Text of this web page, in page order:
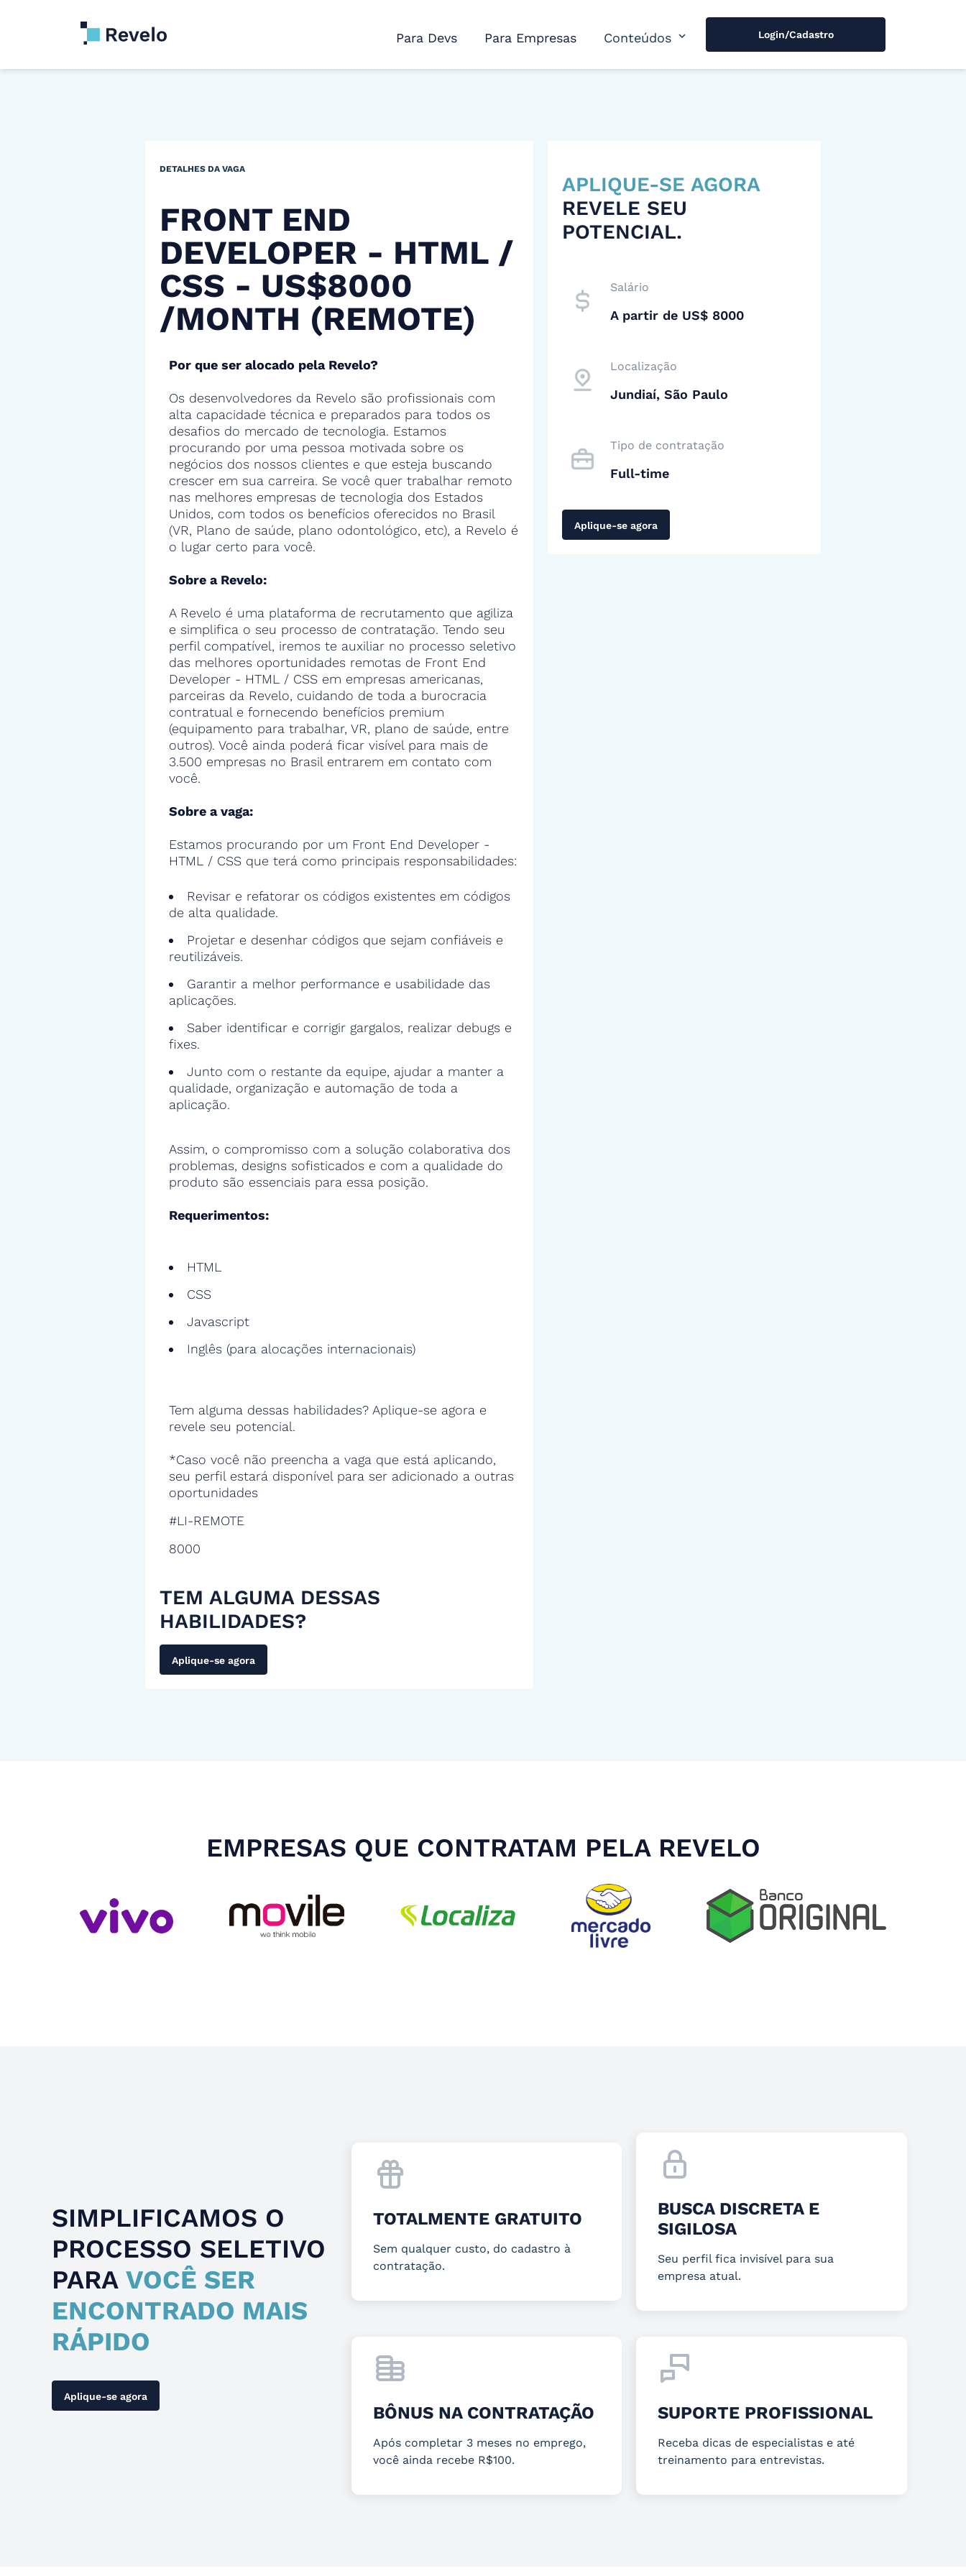
Para Devs Para Empresas Conteúdos expand_more Login/Cadastro
DETALHES DA VAGA
FRONT END
DEVELOPER - HTML /
CSS - US$8000
/MONTH (REMOTE)
Por que ser alocado pela Revelo?
Os desenvolvedores da Revelo são profissionais com
alta capacidade técnica e preparados para todos os
desafios do mercado de tecnologia. Estamos
procurando por uma pessoa motivada sobre os
negócios dos nossos clientes e que esteja buscando
crescer em sua carreira. Se você quer trabalhar remoto
nas melhores empresas de tecnologia dos Estados
Unidos, com todos os benefícios oferecidos no Brasil
(VR, Plano de saúde, plano odontológico, etc), a Revelo é
o lugar certo para você.
Sobre a Revelo:
A Revelo é uma plataforma de recrutamento que agiliza
e simplifica o seu processo de contratação. Tendo seu
perfil compatível, iremos te auxiliar no processo seletivo
das melhores oportunidades remotas de Front End
Developer - HTML / CSS em empresas americanas,
parceiras da Revelo, cuidando de toda a burocracia
contratual e fornecendo benefícios premium
(equipamento para trabalhar, VR, plano de saúde, entre
outros). Você ainda poderá ficar visível para mais de
3.500 empresas no Brasil entrarem em contato com
você.
Sobre a vaga:
Estamos procurando por um Front End Developer -
HTML / CSS que terá como principais responsabilidades:
Revisar e refatorar os códigos existentes em códigos
de alta qualidade.
Projetar e desenhar códigos que sejam confiáveis e
reutilizáveis.
Garantir a melhor performance e usabilidade das
aplicações.
Saber identificar e corrigir gargalos, realizar debugs e
fixes.
Junto com o restante da equipe, ajudar a manter a
qualidade, organização e automação de toda a
aplicação.
Assim, o compromisso com a solução colaborativa dos
problemas, designs sofisticados e com a qualidade do
produto são essenciais para essa posição.
Requerimentos:
HTML
CSS
Javascript
Inglês (para alocações internacionais)
Tem alguma dessas habilidades? Aplique-se agora e
revele seu potencial.
*Caso você não preencha a vaga que está aplicando,
seu perfil estará disponível para ser adicionado a outras
oportunidades
#LI-REMOTE
8000
TEM ALGUMA DESSAS
HABILIDADES?
Aplique-se agora
APLIQUE-SE AGORA
REVELE SEU
POTENCIAL.
Salário
A partir de US$ 8000
Localização
Jundiaí, São Paulo
Tipo de contratação
Full-time
Aplique-se agora
EMPRESAS QUE CONTRATAM PELA REVELO
SIMPLIFICAMOS O
PROCESSO SELETIVO
PARA VOCÊ SER
ENCONTRADO MAIS
RÁPIDO
Aplique-se agora
TOTALMENTE GRATUITO
Sem qualquer custo, do cadastro à
contratação.
BUSCA DISCRETA E
SIGILOSA
Seu perfil fica invisível para sua
empresa atual.
BÔNUS NA CONTRATAÇÃO
Após completar 3 meses no emprego,
você ainda recebe R$100.
SUPORTE PROFISSIONAL
Receba dicas de especialistas e até
treinamento para entrevistas.